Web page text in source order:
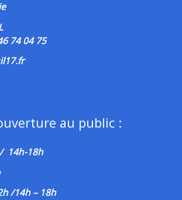
74 04 75
au public :
14h-18h
/14h – 18h